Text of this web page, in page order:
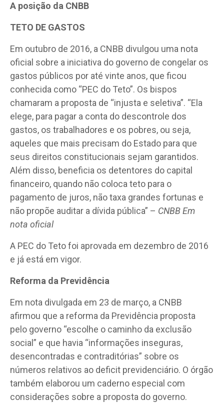
A posição da CNBB
TETO DE GASTOS
Em outubro de 2016, a CNBB divulgou uma nota
oficial sobre a iniciativa do governo de congelar os
gastos públicos por até vinte anos, que ficou
conhecida como “PEC do Teto”. Os bispos
chamaram a proposta de “injusta e seletiva”. “Ela
elege, para pagar a conta do descontrole dos
gastos, os trabalhadores e os pobres, ou seja,
aqueles que mais precisam do Estado para que
seus direitos constitucionais sejam garantidos.
Além disso, beneficia os detentores do capital
financeiro, quando não coloca teto para o
pagamento de juros, não taxa grandes fortunas e
não propõe auditar a dívida pública” – CNBB Em
nota oficial
A PEC do Teto foi aprovada em dezembro de 2016
e já está em vigor.
Reforma da Previdência
Em nota divulgada em 23 de março, a CNBB
afirmou que a reforma da Previdência proposta
pelo governo “escolhe o caminho da exclusão
social” e que havia “informações inseguras,
desencontradas e contraditórias” sobre os
números relativos ao deficit previdenciário. O órgão
também elaborou um caderno especial com
considerações sobre a proposta do governo.